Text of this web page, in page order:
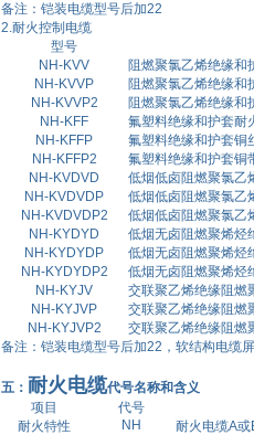
备注：铠装电缆型号后加22
2.耐火控制电缆
型号
NH-KVV
阻燃聚氯乙烯绝缘和
NH-KVVP
阻燃聚氯乙烯绝缘和
NH-KVVP2
阻燃聚氯乙烯绝缘和
NH-KFF
氟塑料绝缘和护套耐
NH-KFFP
氟塑料绝缘和护套铜
NH-KFFP2
氟塑料绝缘和护套铜
NH-KVDVD
低烟低卤阻燃聚氯乙
NH-KVDVDP
低烟低卤阻燃聚氯乙
NH-KVDVDP2
低烟低卤阻燃聚氯乙
NH-KYDYD
低烟无卤阻燃聚烯烃
NH-KYDYDP
低烟无卤阻燃聚烯烃
NH-KYDYDP2
低烟无卤阻燃聚烯烃
NH-KYJV
交联聚乙烯绝缘阻燃
NH-KYJVP
交联聚乙烯绝缘阻燃
NH-KYJVP2
交联聚乙烯绝缘阻燃
备注：铠装电缆型号后加22，软结构电缆
五： 耐火电缆代号名称和含义
项目
代号
耐火特性
NH
耐火电缆A或